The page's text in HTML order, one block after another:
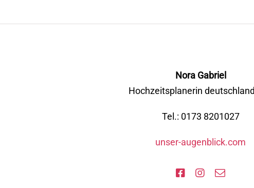
Nora Gabriel
Hochzeitsplanerin
Tel.: 0173 8201027
unser-augenblick.com